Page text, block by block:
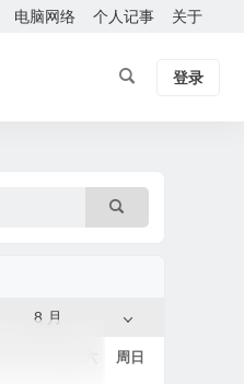
电脑网络 个人记事 关于
登录
8 月
周日